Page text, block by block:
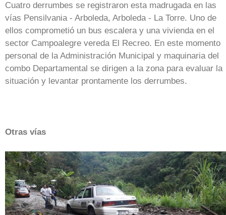
Cuatro derrumbes se registraron esta madrugada en las
vías Pensilvania - Arboleda, Arboleda - La Torre. Uno de
ellos comprometió un bus escalera y una vivienda en el
sector Campoalegre vereda El Recreo. En este momento
personal de la Administración Municipal y maquinaria del
combo Departamental se dirigen a la zona para evaluar la
situación y levantar prontamente los derrumbes.
Otras vías